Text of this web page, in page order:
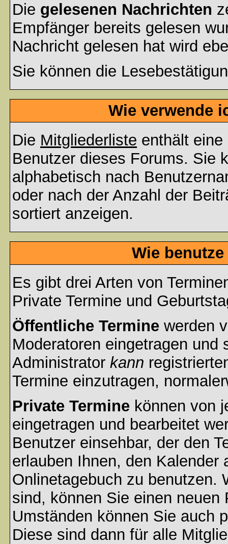
Die gelesenen Nachrichten
Empfänger bereits gelesen
Nachricht gelesen hat wird
Sie können die
Wie verwende
Die Mitgliederliste enthält
Benutzer dieses Forums. Sie
alphabetisch nach
oder nach der Anzahl der
sortiert anzeigen.
Wie
Es gibt drei Arten von
Private Termine und
Öffentliche Termine werden
Moderatoren eingetragen und
Administrator kann
Termine einzutragen,
Private Termine können von
eingetragen und bearbeitet
Benutzer einsehbar, der den
erlauben Ihnen, den
Onlinetagebuch zu benutzen.
sind, können Sie einen neuen
Umständen können Sie auch
Diese sind dann für alle